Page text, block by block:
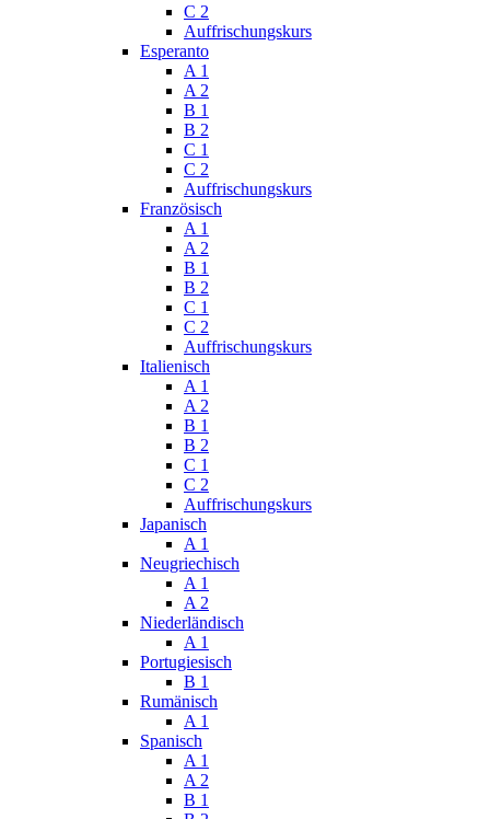
C 2
Auffrischungskurs
Esperanto
A 1
A 2
B 1
B 2
C 1
C 2
Auffrischungskurs
Französisch
A 1
A 2
B 1
B 2
C 1
C 2
Auffrischungskurs
Italienisch
A 1
A 2
B 1
B 2
C 1
C 2
Auffrischungskurs
Japanisch
A 1
Neugriechisch
A 1
A 2
Niederländisch
A 1
Portugiesisch
B 1
Rumänisch
A 1
Spanisch
A 1
A 2
B 1